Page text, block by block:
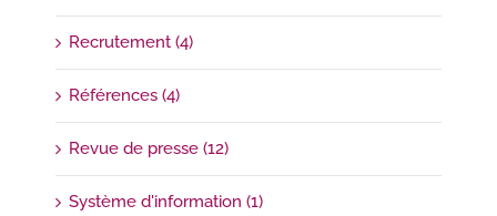
Recrutement (4)
Références (4)
Revue de presse (12)
Système d'information (1)